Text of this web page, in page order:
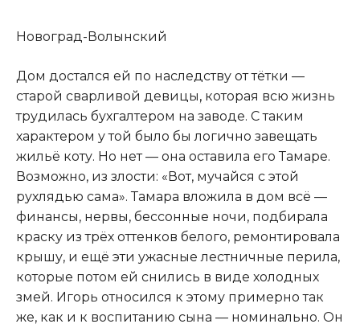
Новоград-Волынский
Дом достался ей по наследству от тётки —
старой сварливой девицы, которая всю жизнь
трудилась бухгалтером на заводе. С таким
характером у той было бы логично завещать
жильё коту. Но нет — она оставила его Тамаре.
Возможно, из злости: «Вот, мучайся с этой
рухлядью сама». Тамара вложила в дом всё —
финансы, нервы, бессонные ночи, подбирала
краску из трёх оттенков белого, ремонтировала
крышу, и ещё эти ужасные лестничные перила,
которые потом ей снились в виде холодных
змей. Игорь относился к этому примерно так
же, как и к воспитанию сына — номинально. Он